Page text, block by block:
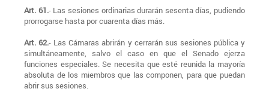
Art. 61.- Las sesiones ordinarias durarán sesenta días, pudiendo
prorrogarse hasta por cuarenta días más.
Art. 62.- Las Cámaras abrirán y cerrarán sus sesiones pública y
simultáneamente, salvo el caso en que el Senado ejerza
funciones especiales. Se necesita que esté reunida la mayoría
absoluta de los miembros que las componen, para que puedan
abrir sus sesiones.